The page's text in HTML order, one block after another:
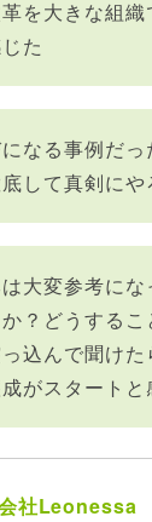
を大きな組
た
なる事例だ
して真剣に
大変参考に
？どうする
込んで聞け
がスタートと
社Leonessa